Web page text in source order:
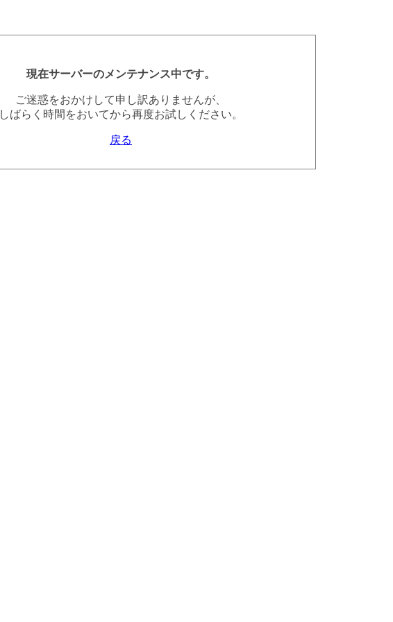
現在サーバーのメンテナンス中です。
ご迷惑をおかけして申し訳ありませんが、
しばらく時間をおいてから再度お試しください。
戻る